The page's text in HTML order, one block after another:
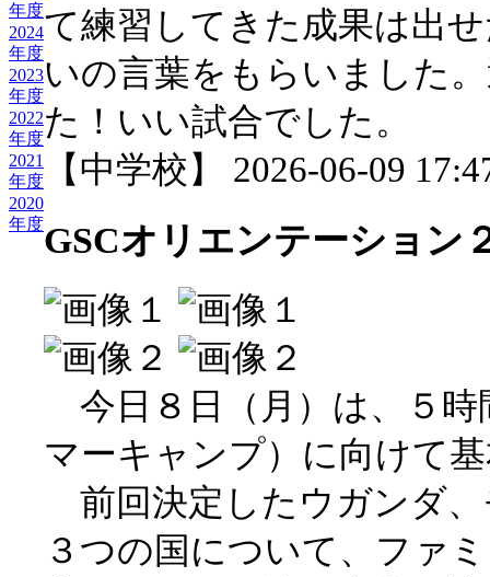
年度
2024
年度
2023
年度
2022
年度
2021
年度
2020
年度
て練習してきた成果は出
いの言葉をもらいました
た！いい試合でした。
【中学校】 2026-06-09
GSCオリエンテーション
今日８日（月）は、５時
マーキャンプ）に向けて
前回決定したウガンダ
３つの国について、ファ